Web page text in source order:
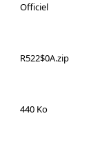
Officiel
R522$0A.zip
440 Ko